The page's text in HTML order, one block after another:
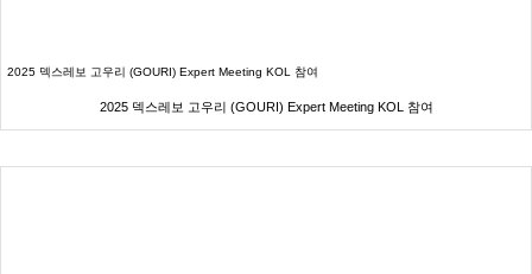
2025 덱스레보 고우리 (GOURI) Expert Meeting KOL 참여
2025 덱스레보 고우리 (GOURI) Expert Meeting KOL 참여